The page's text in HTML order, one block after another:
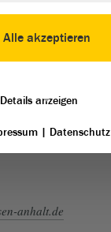
anhalt.de
Alle akzeptieren
Details anzeigen
| Datenschutz